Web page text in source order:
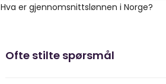
Hva er gjennomsnittslønnen i Norge?
Ofte stilte spørsmål